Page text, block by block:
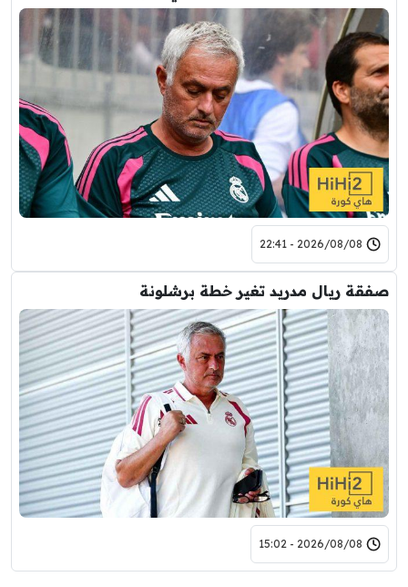
2026/08/08 - 22:41
صفقة ريال مدريد تغير خطة برشلونة
2026/08/08 - 15:02